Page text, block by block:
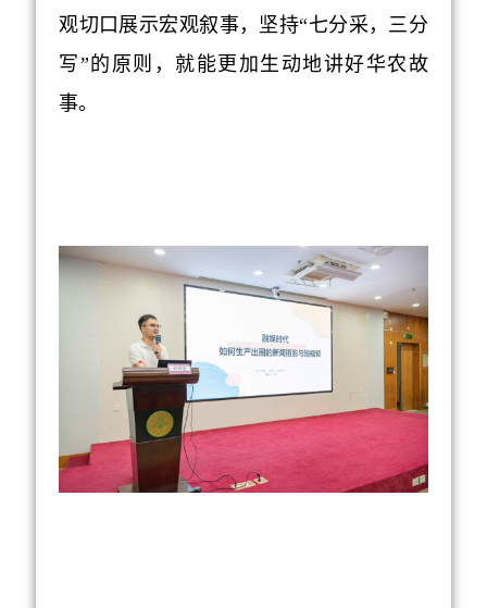
观切口展示宏观叙事，坚持“七分采，三分
写”的原则，就能更加生动地讲好华农故
事。